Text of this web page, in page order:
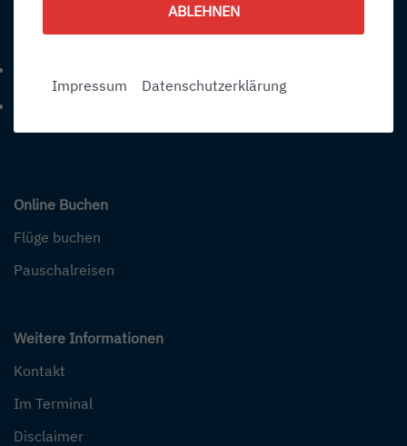
Kontakt
Telefonnummer: 4 9 0 7 5 4 1 2 8 4 0
Online Buchen
Flüge buchen
Pauschalreisen
Weitere Informationen
Kontakt
Im Terminal
Disclaimer
ABLEHNEN
Impressum Datenschutzerklärung